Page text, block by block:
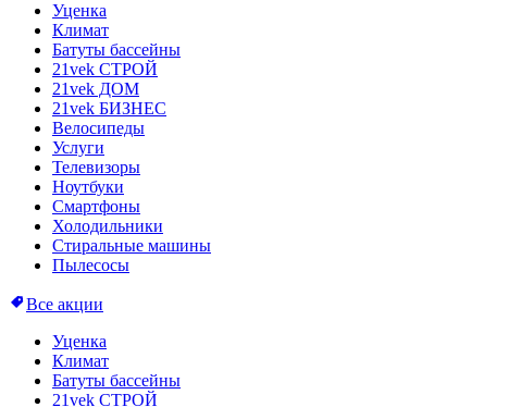
Уценка
Климат
Батуты бассейны
21vek СТРОЙ
21vek ДОМ
21vek БИЗНЕС
Велосипеды
Услуги
Телевизоры
Ноутбуки
Смартфоны
Холодильники
Стиральные машины
Пылесосы
Все акции
Уценка
Климат
Батуты бассейны
21vek СТРОЙ